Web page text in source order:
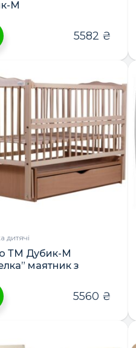
М
5582 ₴
дитячі
ТМ Дубик-М
маятник з
5560 ₴